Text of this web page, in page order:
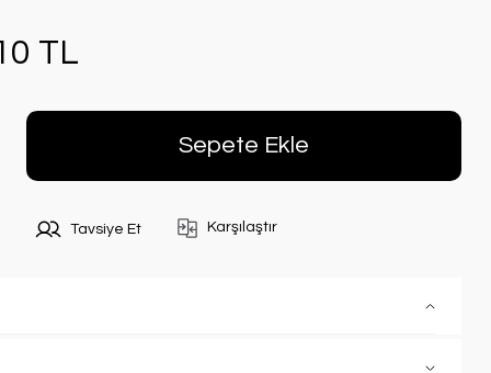
TL
Sepete Ekle
Tavsiye Et Karşılaştır